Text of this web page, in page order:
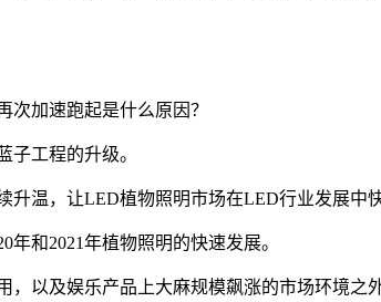
次加速跑起是什么原因？
子工程的升级。
升温，让LED植物照明市场在LED行业发展中
和2021年植物照明的快速发展。
，以及娱乐产品上大麻规模飙涨的市场环境之